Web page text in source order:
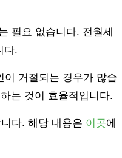
필요 없습니다. 전월세
다.
이 거절되는 경우가 많습
는 것이 효율적입니다.
다. 해당 내용은 이곳에